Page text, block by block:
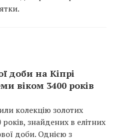
доби на Кіпрі
віком 3400 років
колекцію золотих
знайдених в елітних
доби. Однією з